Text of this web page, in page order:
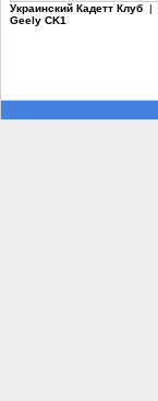
Украинский Кадетт Клуб |
Geely CK1